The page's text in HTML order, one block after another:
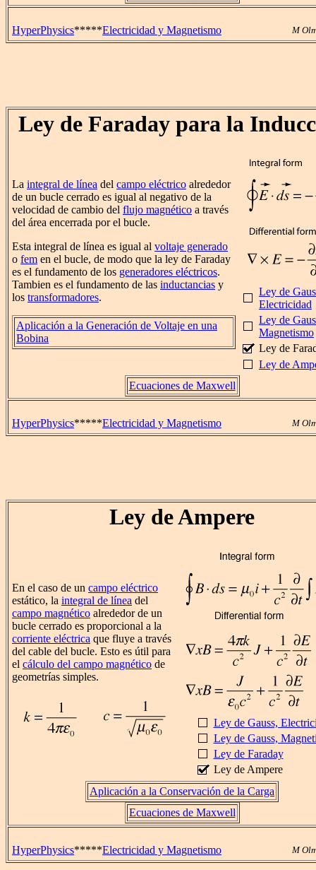
HyperPhysics*****Electricidad y Magnetismo M
Ley de Faraday para la
La integral de línea del campo eléctrico alrededor
de un bucle cerrado es igual al negativo de la
velocidad de cambio del flujo magnético a través
del área encerrada por el bucle.
Esta integral de línea es igual al voltaje generado
o fem en el bucle, de modo que la ley de Faraday
es el fundamento de los generadores eléctricos.
Tambien es el fundamento de las inductancias y
los transformadores.
Aplicación a la Generación de Voltaje en una
Bobina
Ley de
Electricidad
Ley de
Magnetismo
Ley de
Ley de
Ecuaciones de Maxwell
HyperPhysics*****Electricidad y Magnetismo M
Ley de Ampere
En el caso de un campo eléctrico
estático, la integral de línea del
campo magnético alrededor de un
bucle cerrado es proporcional a la
corriente eléctrica que fluye a través
del cable del bucle. Esto es útil para
el cálculo del campo magnético de
geometrías simples.
Ley de Gauss,
Ley de Gauss,
Ley de Faraday
Ley de Ampere
Aplicación a la Conservación de la Carga
Ecuaciones de Maxwell
HyperPhysics*****Electricidad y Magnetismo M